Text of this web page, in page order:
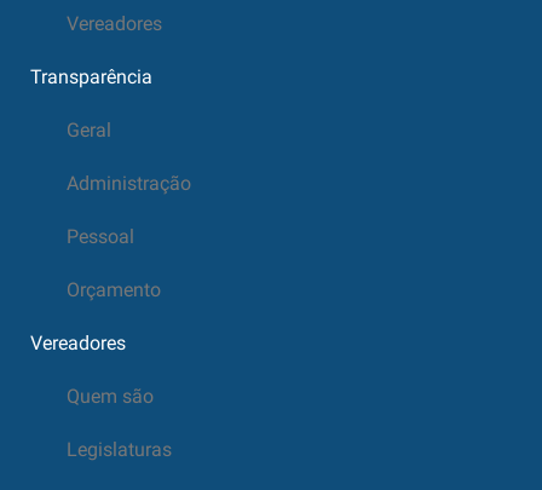
Vereadores
Transparência
Geral
Administração
Pessoal
Orçamento
Vereadores
Quem são
Legislaturas